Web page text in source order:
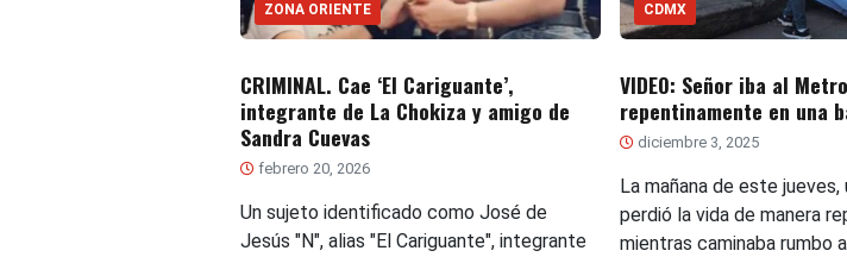
ZONA ORIENTE
CRIMINAL. Cae ‘El Cariguante’,
integrante de La Chokiza y amigo de
Sandra Cuevas
febrero 20, 2026
Un sujeto identificado como José de
Jesús "N", alias "El Cariguante", integrante
CDMX
VIDEO: Señor iba al
repentinamente en una
diciembre 3, 2025
La mañana de este jueves,
perdió la vida de manera
mientras caminaba rumbo